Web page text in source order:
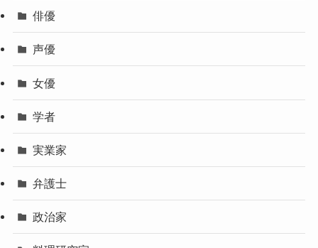
俳優
声優
女優
学者
実業家
弁護士
政治家